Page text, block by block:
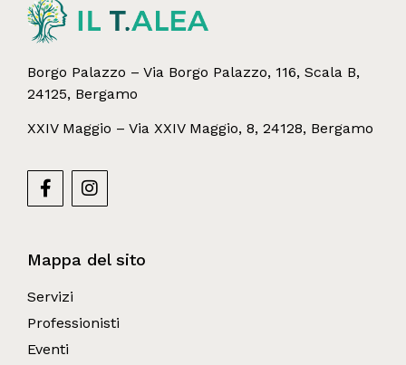
Borgo Palazzo – Via Borgo Palazzo, 116, Scala B,
24125, Bergamo
XXIV Maggio – Via XXIV Maggio, 8, 24128, Bergamo
Mappa del sito
Servizi
Professionisti
Eventi